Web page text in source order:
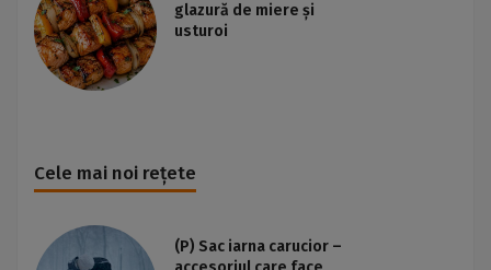
glazură de miere și
usturoi
Cele mai noi rețete
(P) Sac iarna carucior –